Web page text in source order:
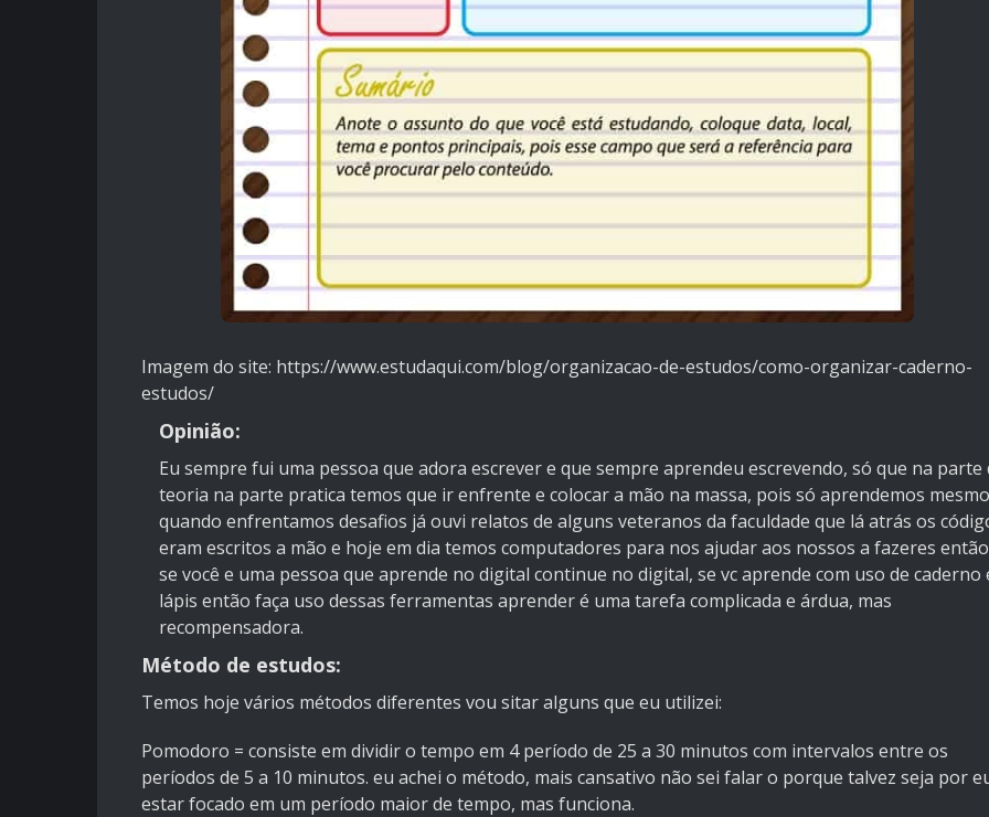
Imagem do site: https://www.estudaqui.com/blog/organizacao-de-estudos/como-organizar-caderno-
estudos/
Opinião:
Eu sempre fui uma pessoa que adora escrever e que sempre aprendeu escrevendo, só que na parte
teoria na parte pratica temos que ir enfrente e colocar a mão na massa, pois só aprendemos mesmo
quando enfrentamos desafios já ouvi relatos de alguns veteranos da faculdade que lá atrás os
eram escritos a mão e hoje em dia temos computadores para nos ajudar aos nossos a fazeres então
se você e uma pessoa que aprende no digital continue no digital, se vc aprende com uso de caderno
lápis então faça uso dessas ferramentas aprender é uma tarefa complicada e árdua, mas
recompensadora.
Método de estudos:
Temos hoje vários métodos diferentes vou sitar alguns que eu utilizei:
Pomodoro = consiste em dividir o tempo em 4 período de 25 a 30 minutos com intervalos entre os
períodos de 5 a 10 minutos. eu achei o método, mais cansativo não sei falar o porque talvez seja por
estar focado em um período maior de tempo, mas funciona.